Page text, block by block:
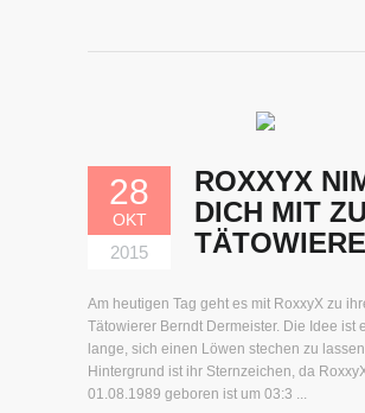
28
OKT
2015
ROXXYX
DICH MIT
Am heutigen Tag geht es mit RoxxyX zu
Tätowierer Berndt Dermeister. Die Idee ist
lange, sich einen Löwen stechen zu
Hintergrund ist ihr Sternzeichen, da
01.08.1989 geboren ist um 03:3 ...